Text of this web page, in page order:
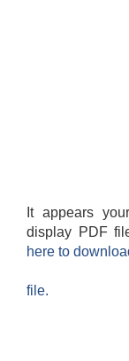
It appears
display PDF
here to
file.